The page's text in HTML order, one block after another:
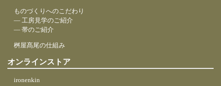
ものづくりへのこだわり
― 工房見学のご紹介
― 帯のご紹介
桝屋髙尾の仕組み
オンラインストア
ironenkin